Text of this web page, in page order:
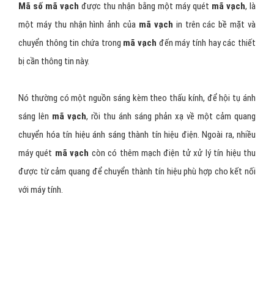
Mã số mã vạch được thu nhận bằng một máy quét mã vạch, là
một máy thu nhận hình ảnh của mã vạch in trên các bề mặt và
chuyển thông tin chứa trong mã vạch đến máy tính hay các thiết
bị cần thông tin này.
Nó thường có một nguồn sáng kèm theo thấu kính, để hội tụ ánh
sáng lên mã vạch, rồi thu ánh sáng phản xạ về một cảm quang
chuyển hóa tín hiệu ánh sáng thành tín hiệu điện. Ngoài ra, nhiều
máy quét mã vạch còn có thêm mạch điện tử xử lý tín hiệu thu
được từ cảm quang để chuyển thành tín hiệu phù hợp cho kết nối
với máy tính.